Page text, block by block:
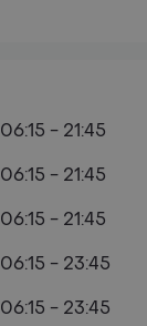
06:15 - 21:45
06:15 - 21:45
06:15 - 21:45
06:15 - 23:45
06:15 - 23:45